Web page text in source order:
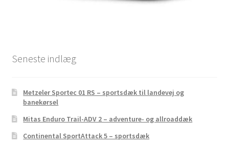
Seneste indlæg
Metzeler Sportec 01 RS – sportsdæk til landevej og
banekørsel
Mitas Enduro Trail-ADV 2 – adventure- og allroaddæk
Continental SportAttack 5 – sportsdæk